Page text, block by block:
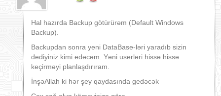
Hal hazırda Backup götürürəm (Default Windows
Backup).
Backupdan sonra yeni DataBase-ləri yaradıb sizin
dediyiniz kimi edəcəm. Yəni userləri hissə hissə
keçirməyi planlaşdırıram.
İnşəAllah ki hər şey qaydasında gedəcək